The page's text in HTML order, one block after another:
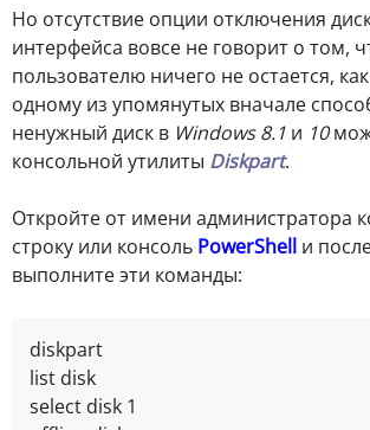
Но отсутствие опции отключения
интерфейса вовсе не говорит о том,
пользователю ничего не остается,
одному из упомянутых вначале
ненужный диск в Windows 8.1 и 10
консольной утилиты Diskpart.
Откройте от имени администратора
строку или консоль PowerShell и
выполните эти команды:
diskpart
list disk
sеlеct disk 1